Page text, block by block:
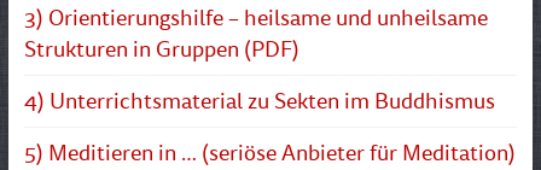
3) Orientierungshilfe – heilsame und unheilsame
Strukturen in Gruppen (PDF)
4) Unterrichtsmaterial zu Sekten im Buddhismus
5) Meditieren in … (seriöse Anbieter für Meditation)